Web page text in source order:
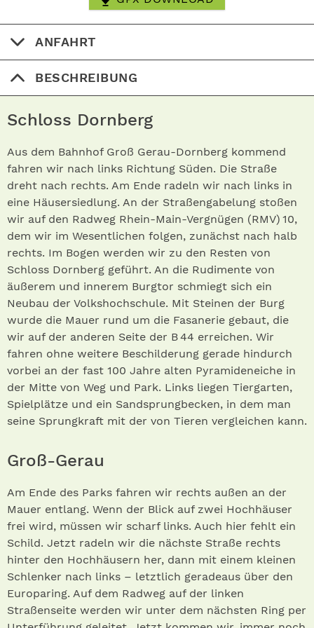
ANFAHRT
BESCHREIBUNG
Schloss Dornberg
Aus dem Bahnhof Groß Gerau-Dornberg kommend
fahren wir nach links Richtung Süden. Die Straße
dreht nach rechts. Am Ende radeln wir nach links in
eine Häusersiedlung. An der Straßengabelung stoßen
wir auf den Radweg Rhein-Main-Vergnügen (RMV) 10,
dem wir im Wesentlichen folgen, zunächst nach halb
rechts. Im Bogen werden wir zu den Resten von
Schloss Dornberg geführt. An die Rudimente von
äußerem und innerem Burgtor schmiegt sich ein
Neubau der Volkshochschule. Mit Steinen der Burg
wurde die Mauer rund um die Fasanerie gebaut, die
wir auf der anderen Seite der B 44 erreichen. Wir
fahren ohne weitere Beschilderung gerade hindurch
vorbei an der fast 100 Jahre alten Pyramideneiche in
der Mitte von Weg und Park. Links liegen Tiergarten,
Spielplätze und ein Sandsprungbecken, in dem man
seine Sprungkraft mit der von Tieren vergleichen kann.
Groß-Gerau
Am Ende des Parks fahren wir rechts außen an der
Mauer entlang. Wenn der Blick auf zwei Hochhäuser
frei wird, müssen wir scharf links. Auch hier fehlt ein
Schild. Jetzt radeln wir die nächste Straße rechts
hinter den Hochhäusern her, dann mit einem kleinen
Schlenker nach links – letztlich geradeaus über den
Europaring. Auf dem Radweg auf der linken
Straßenseite werden wir unter dem nächsten Ring per